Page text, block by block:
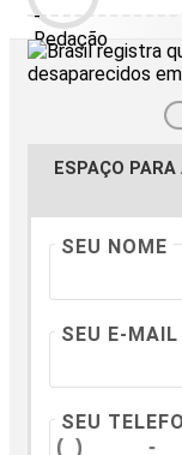
ESPAÇO
SEU NOME
SEU E-MAIL
SEU